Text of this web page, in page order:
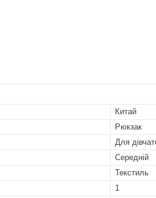
Китай
Рюкзак
Для
Середній
Текстиль
1